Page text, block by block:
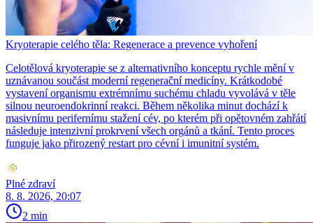
Kryoterapie celého těla: Regenerace a prevence vyhoření
Celotělová kryoterapie se z alternativního konceptu rychle mění v
uznávanou součást moderní regenerační medicíny. Krátkodobé
vystavení organismu extrémnímu suchému chladu vyvolává v těle
silnou neuroendokrinní reakci. Během několika minut dochází k
masivnímu perifernímu stažení cév, po kterém při opětovném zahřátí
následuje intenzivní prokrvení všech orgánů a tkání. Tento proces
funguje jako přirozený restart pro cévní i imunitní systém.
Plné zdraví
8. 8. 2026, 20:07
2 min